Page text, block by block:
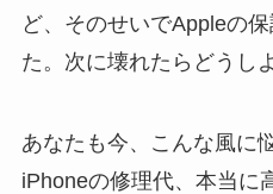
ど、そのせいでAppleの
た。次に壊れたらどうし
あなたも今、こんな風に
iPhoneの修理代、本当に